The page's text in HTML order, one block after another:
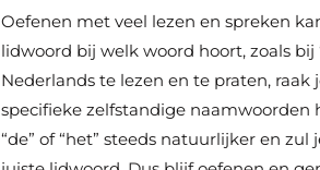
Oefenen met veel lezen en spreken
lidwoord bij welk woord hoort, zoals bij
Nederlands te lezen en te praten,
specifieke zelfstandige
“de” of “het” steeds natuurlijker en